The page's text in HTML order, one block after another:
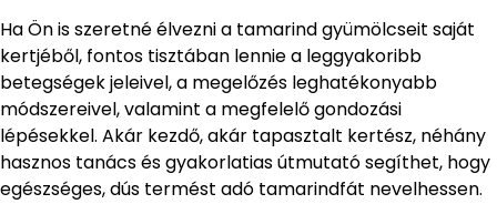
Ha Ön is szeretné élvezni a tamarind gyümölcseit saját
kertjéből, fontos tisztában lennie a leggyakoribb
betegségek jeleivel, a megelőzés leghatékonyabb
módszereivel, valamint a megfelelő gondozási
lépésekkel. Akár kezdő, akár tapasztalt kertész, néhány
hasznos tanács és gyakorlatias útmutató segíthet, hogy
egészséges, dús termést adó tamarindfát nevelhessen.